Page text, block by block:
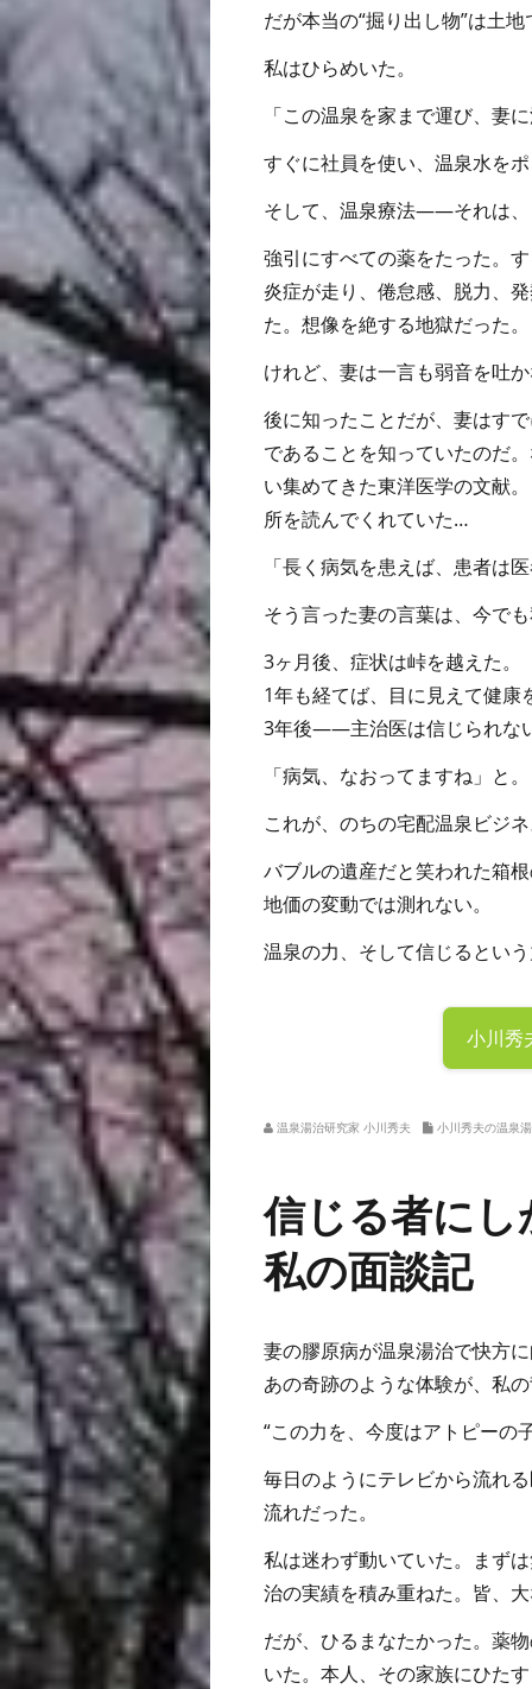
だが本当の“掘り出し物”は土
私はひらめいた。
「この温泉を家まで運び、妻
すぐに社員を使い、温泉水を
そして、温泉療法――それは、
強引にすべての薬をたった。
炎症が走り、倦怠感、脱力、
た。想像を絶する地獄だった
けれど、妻は一言も弱音を吐
後に知ったことだが、妻はす
であることを知っていたのだ
い集めてきた東洋医学の文献
所を読んでくれていた…
「長く病気を患えば、患者は
そう言った妻の言葉は、今で
3ヶ月後、症状は峠を越えた。
1年も経てば、目に見えて健康
3年後――主治医は信じられな
「病気、なおってますね」と。
これが、のちの宅配温泉ビジ
バブルの遺産だと笑われた箱
地価の変動では測れない。
温泉の力、そして信じるとい
小川秀
温泉湯治研究家 小川秀夫 小川秀夫の温泉
信じる者に
私の面談記
妻の膠原病が温泉湯治で快方
あの奇跡のような体験が、私
“この力を、今度はアトピーの
毎日のようにテレビから流れ
流れだった。
私は迷わず動いていた。まず
治の実績を積み重ねた。皆、
だが、ひるまなたかった。薬
いた。本人、その家族にひた